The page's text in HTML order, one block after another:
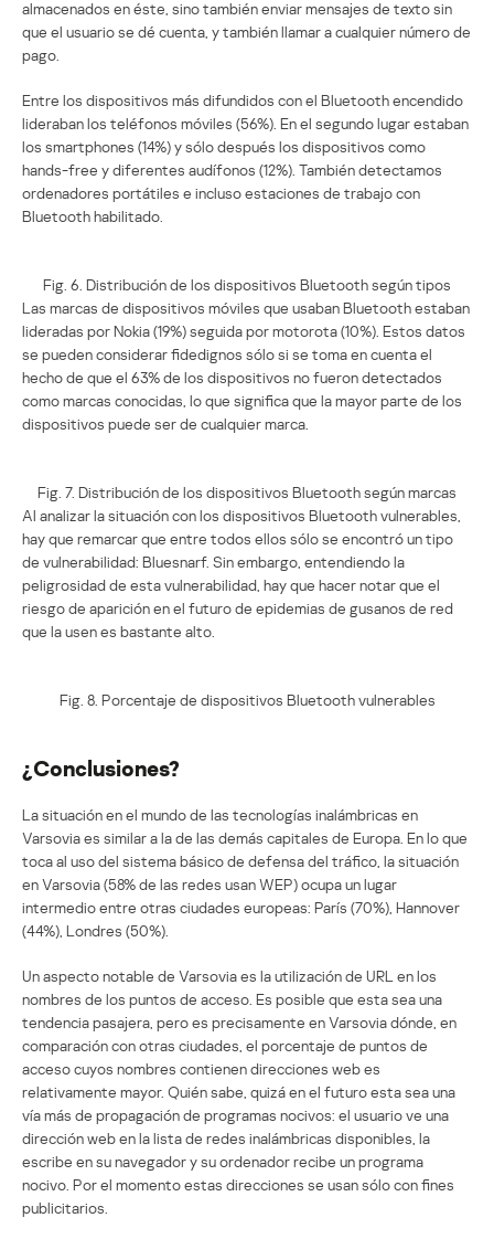
almacenados en éste, sino también enviar mensajes de texto sin
que el usuario se dé cuenta, y también llamar a cualquier número de
pago.
Entre los dispositivos más difundidos con el Bluetooth encendido
lideraban los teléfonos móviles (56%). En el segundo lugar estaban
los smartphones (14%) y sólo después los dispositivos como
hands-free y diferentes audífonos (12%). También detectamos
ordenadores portátiles e incluso estaciones de trabajo con
Bluetooth habilitado.
Fig. 6. Distribución de los dispositivos Bluetooth según tipos
Las marcas de dispositivos móviles que usaban Bluetooth estaban
lideradas por Nokia (19%) seguida por motorota (10%). Estos datos
se pueden considerar fidedignos sólo si se toma en cuenta el
hecho de que el 63% de los dispositivos no fueron detectados
como marcas conocidas, lo que significa que la mayor parte de los
dispositivos puede ser de cualquier marca.
Fig. 7. Distribución de los dispositivos Bluetooth según marcas
Al analizar la situación con los dispositivos Bluetooth vulnerables,
hay que remarcar que entre todos ellos sólo se encontró un tipo
de vulnerabilidad: Bluesnarf. Sin embargo, entendiendo la
peligrosidad de esta vulnerabilidad, hay que hacer notar que el
riesgo de aparición en el futuro de epidemias de gusanos de red
que la usen es bastante alto.
Fig. 8. Porcentaje de dispositivos Bluetooth vulnerables
¿Conclusiones?
La situación en el mundo de las tecnologías inalámbricas en
Varsovia es similar a la de las demás capitales de Europa. En lo que
toca al uso del sistema básico de defensa del tráfico, la situación
en Varsovia (58% de las redes usan WEP) ocupa un lugar
intermedio entre otras ciudades europeas: París (70%), Hannover
(44%), Londres (50%).
Un aspecto notable de Varsovia es la utilización de URL en los
nombres de los puntos de acceso. Es posible que esta sea una
tendencia pasajera, pero es precisamente en Varsovia dónde, en
comparación con otras ciudades, el porcentaje de puntos de
acceso cuyos nombres contienen direcciones web es
relativamente mayor. Quién sabe, quizá en el futuro esta sea una
vía más de propagación de programas nocivos: el usuario ve una
dirección web en la lista de redes inalámbricas disponibles, la
escribe en su navegador y su ordenador recibe un programa
nocivo. Por el momento estas direcciones se usan sólo con fines
publicitarios.